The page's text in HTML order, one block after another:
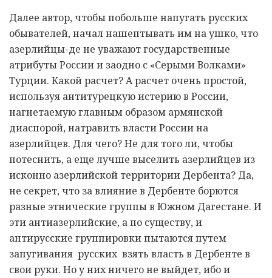
Далее автор, чтобы побольше напугать русских
обывателей, начал нашептывать им на ушко, что
азерлийцы-де не уважают государственные
атрибуты России и заодно с «Серыми Волками»
Турции. Какой расчет? А расчет очень простой,
используя антитурецкую истерию в России,
нагнетаемую главным образом армянской
диаспорой, натравить власти России на
азерлийцев. Для чего? Не для того ли, чтобы
потеснить, а еще лучше выселить азерлийцев из
исконно азерлийской территории Дербента? Да,
не секрет, что за влияние в Дербенте борются
разные этнические группы в Южном Дагестане. И
эти антиазерлийские, а по существу, и
антирусские группировки пытаются путем
запугивания русских взять власть в Дербенте в
свои руки. Но у них ничего не выйдет, ибо и